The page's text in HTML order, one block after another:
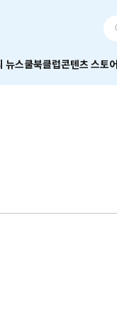
뉴스쿨북클럽콘텐츠 스토어